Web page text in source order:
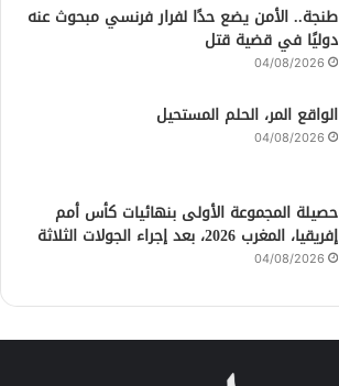
طنجة.. الأمن يضع حدًا لفرار فرنسي مبحوث عنه
دوليًا في قضية قتل
04/08/2026
الواقع المر، الحلم المستحيل
04/08/2026
حصيلة المجموعة الأولى بنهائيات كأس أمم
إفريقيا، المغرب 2026، بعد إجراء الجولات الثلاثة
04/08/2026